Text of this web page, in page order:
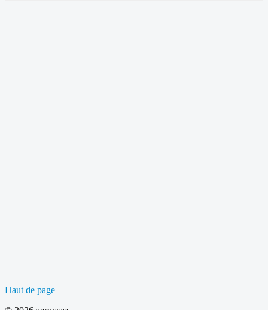
Haut de page